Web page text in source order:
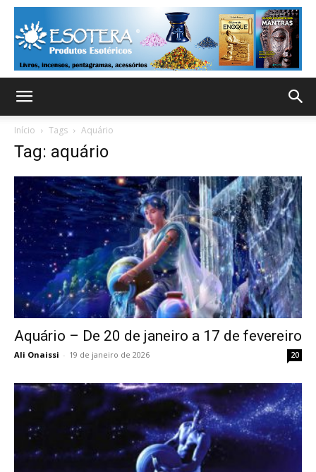
Início Tags Aquário
Tag: aquário
Aquário – De 20 de janeiro a 17 de fevereiro
Ali Onaissi - 19 de janeiro de 2026 20